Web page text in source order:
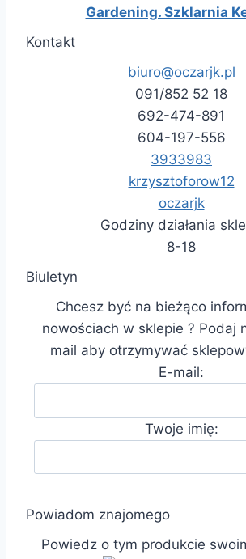
Gardening. Szklarnia
Kontakt
biuro@oczarjk.pl
091/852 52 18
692-474-891
604-197-556
3933983
krzysztoforow12
oczarjk
Godziny działania
8-18
Biuletyn
Chcesz być na bieżąco
nowościach w sklepie ? Podaj
mail aby otrzymywać
E-mail:
Twoje imię:
Powiadom znajomego
Powiedz o tym produkcie